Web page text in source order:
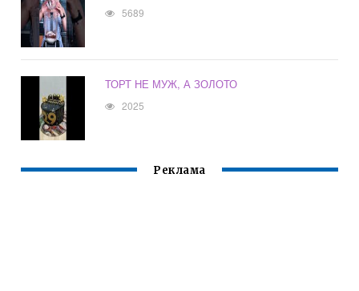
5689
ТОРТ НЕ МУЖ, А ЗОЛОТО
2025
Реклама